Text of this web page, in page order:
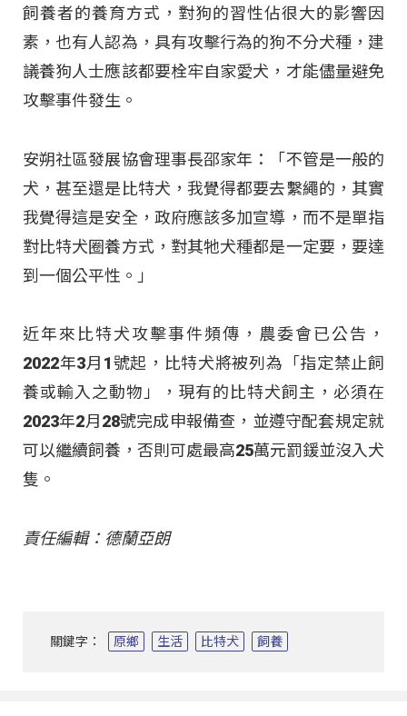
飼養者的養育方式，對狗的習性佔很大的影響因
素，也有人認為，具有攻擊行為的狗不分犬種，建
議養狗人士應該都要栓牢自家愛犬，才能儘量避免
攻擊事件發生。
安朔社區發展協會理事長邵家年：「不管是一般的
犬，甚至還是比特犬，我覺得都要去繫繩的，其實
我覺得這是安全，政府應該多加宣導，而不是單指
對比特犬圈養方式，對其牠犬種都是一定要，要達
到一個公平性。」
近年來比特犬攻擊事件頻傳，農委會已公告，
2022年3月1號起，比特犬將被列為「指定禁止飼
養或輸入之動物」，現有的比特犬飼主，必須在
2023年2月28號完成申報備查，並遵守配套規定就
可以繼續飼養，否則可處最高25萬元罰鍰並沒入犬
隻。
責任編輯：德蘭亞朗
關鍵字： 原鄉 生活 比特犬 飼養